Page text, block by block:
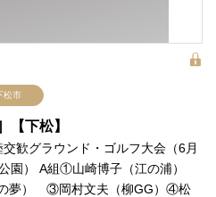
松市
【下松】
歓グラウンド・ゴルフ大会（6月
園） A組①山崎博子（江の浦）
夢） ③岡村文夫（柳GG）④松